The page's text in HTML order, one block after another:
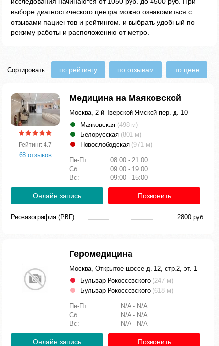
выборе диагностического центра можно ознакомиться с
отзывами пациентов и рейтингом, и выбрать удобный по
режиму работы и расположению от метро.
Сортировать: по рейтингу по отзывам по цене
Рейтинг: 4.7
68 отзывов
Медицина на Маяковской
Москва, 2-й Тверской-Ямской пер. д. 10
Маяковская (498 м)
Белорусская (801 м)
Новослободская (971 м)
Пн-Пт:
08:00 - 21:00
Сб:
09:00 - 19:00
Вс:
09:00 - 15:00
Онлайн запись Позвонить
Реовазография (РВГ) 2800 руб.
Геромедицина
Москва, Открытое шоссе д. 12, стр.2, эт. 1
Бульвар Рокоссовского (247 м)
Бульвар Рокоссовского (618 м)
Пн-Пт:
N/A - N/A
Сб:
N/A - N/A
Вс:
N/A - N/A
Онлайн запись Позвонить